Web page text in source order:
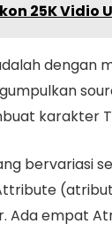
25K Vidio
dengan
karakter
bervariasi
Ada empat